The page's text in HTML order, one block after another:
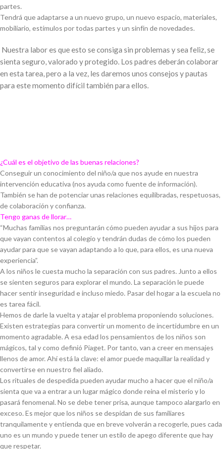
partes.
Tendrá que adaptarse a un nuevo grupo, un nuevo espacio, materiales,
mobiliario, estímulos por todas partes y un sinfín de novedades.
Nuestra labor es que esto se consiga sin problemas y sea feliz, se
sienta seguro, valorado y protegido. Los padres deberán colaborar
en esta tarea, pero a la vez, les daremos unos consejos y pautas
para este momento difícil también para ellos.
¿Cuál es el objetivo de las buenas relaciones?
Conseguir un conocimiento del niño/a que nos ayude en nuestra
intervención educativa (nos ayuda como fuente de información).
También se han de potenciar unas relaciones equilibradas, respetuosas,
de colaboración y confianza.
Tengo ganas de llorar…
“Muchas familias nos preguntarán cómo pueden ayudar a sus hijos para
que vayan contentos al colegio y tendrán dudas de cómo los pueden
ayudar para que se vayan adaptando a lo que, para ellos, es una nueva
experiencia”.
A los niños le cuesta mucho la separación con sus padres. Junto a ellos
se sienten seguros para explorar el mundo. La separación le puede
hacer sentir inseguridad e incluso miedo. Pasar del hogar a la escuela no
es tarea fácil.
Hemos de darle la vuelta y atajar el problema proponiendo soluciones.
Existen estrategias para convertir un momento de incertidumbre en un
momento agradable. A esa edad los pensamientos de los niños son
mágicos, tal y como definió Piaget. Por tanto, van a creer en mensajes
llenos de amor. Ahí está la clave: el amor puede maquillar la realidad y
convertirse en nuestro fiel aliado.
Los rituales de despedida pueden ayudar mucho a hacer que el niño/a
sienta que va a entrar a un lugar mágico donde reina el misterio y lo
pasará fenomenal. No se debe tener prisa, aunque tampoco alargarlo en
exceso. Es mejor que los niños se despidan de sus familiares
tranquilamente y entienda que en breve volverán a recogerle, pues cada
uno es un mundo y puede tener un estilo de apego diferente que hay
que respetar.